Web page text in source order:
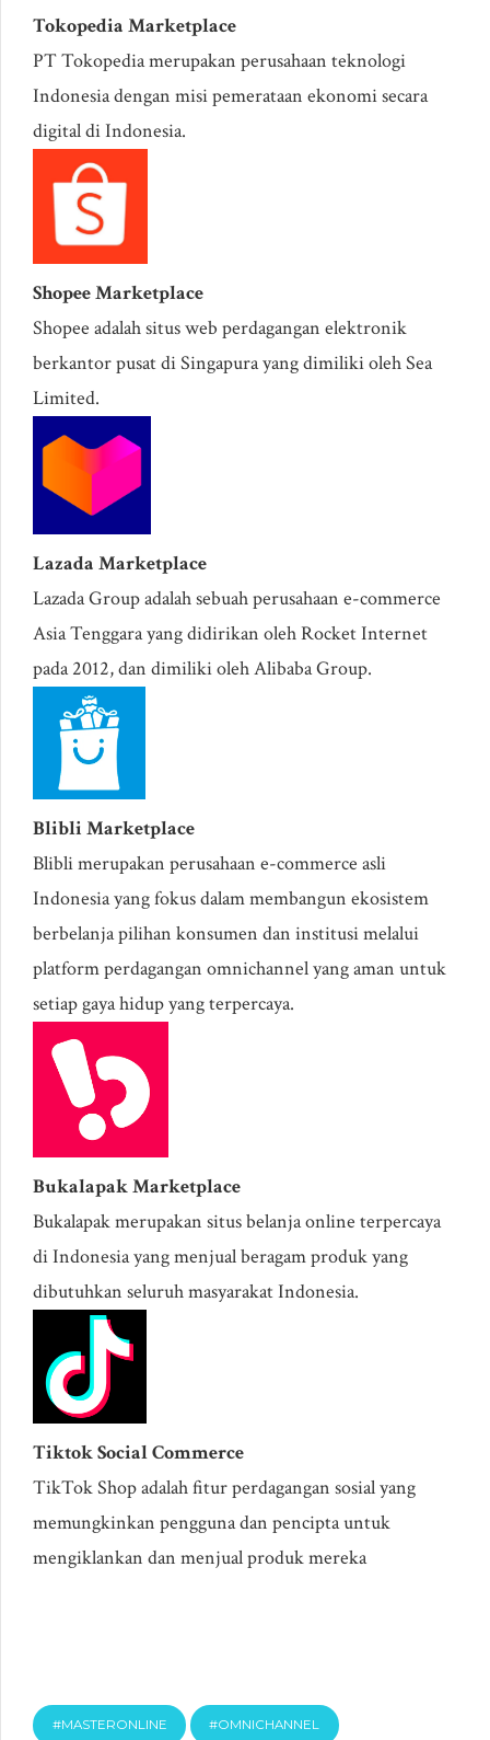
Tokopedia Marketplace
PT Tokopedia merupakan perusahaan teknologi
Indonesia dengan misi pemerataan ekonomi secara
digital di Indonesia.
Shopee Marketplace
Shopee adalah situs web perdagangan elektronik
berkantor pusat di Singapura yang dimiliki oleh Sea
Limited.
Lazada Marketplace
Lazada Group adalah sebuah perusahaan e-commerce
Asia Tenggara yang didirikan oleh Rocket Internet
pada 2012, dan dimiliki oleh Alibaba Group.
Blibli Marketplace
Blibli merupakan perusahaan e-commerce asli
Indonesia yang fokus dalam membangun ekosistem
berbelanja pilihan konsumen dan institusi melalui
platform perdagangan omnichannel yang aman untuk
setiap gaya hidup yang terpercaya.
Bukalapak Marketplace
Bukalapak merupakan situs belanja online terpercaya
di Indonesia yang menjual beragam produk yang
dibutuhkan seluruh masyarakat Indonesia.
Tiktok Social Commerce
TikTok Shop adalah fitur perdagangan sosial yang
memungkinkan pengguna dan pencipta untuk
mengiklankan dan menjual produk mereka
#MASTERONLINE #OMNICHANNEL